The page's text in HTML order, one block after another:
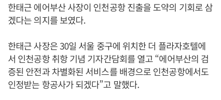
한태근 에어부산 사장이 인천공항 진출을 도약의 기회로 삼
겠다는 의지를 보였다.
한태근 사장은 30일 서울 중구에 위치한 더 플라자호텔에
서 인천공항 취항 기념 기자간담회를 열고 “에어부산의 검
증된 안전과 차별화된 서비스를 배경으로 인천공항에서도
인정받는 항공사가 되겠다”고 말했다.